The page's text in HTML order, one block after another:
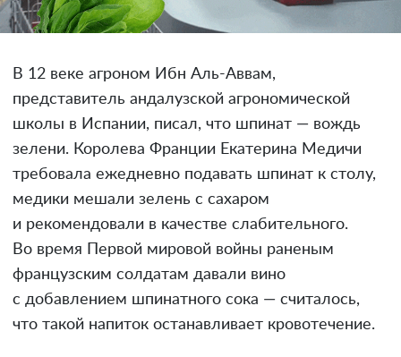
В 12 веке агроном Ибн Аль-Аввам,
представитель андалузской агрономической
школы в Испании, писал, что шпинат — вождь
зелени. Королева Франции Екатерина Медичи
требовала ежедневно подавать шпинат к столу,
медики мешали зелень с сахаром
и рекомендовали в качестве слабительного.
Во время Первой мировой войны раненым
французским солдатам давали вино
с добавлением шпинатного сока — считалось,
что такой напиток останавливает кровотечение.